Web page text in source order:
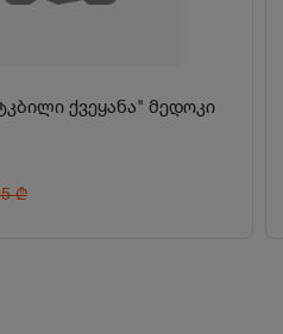
ქვეყანა" მედოკი
₾